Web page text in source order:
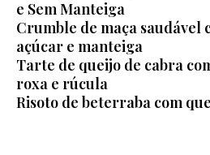
e Sem Manteiga
Crumble de maça saudável
açúcar e manteiga
Tarte de queijo de cabra
roxa e rúcula
Risoto de beterraba com